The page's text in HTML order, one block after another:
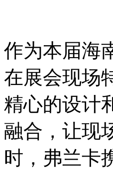
作为本届海
在展会现场
精心的设计
融合，让现
时，弗兰卡